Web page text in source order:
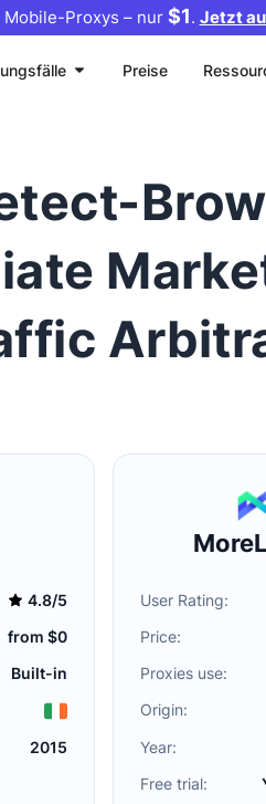
Proxys – nur $1. Jetzt
Preise
4.8/5
from $0
Built-in
2015
User Rating:
Price:
Proxies use:
Origin:
Year:
Free trial: